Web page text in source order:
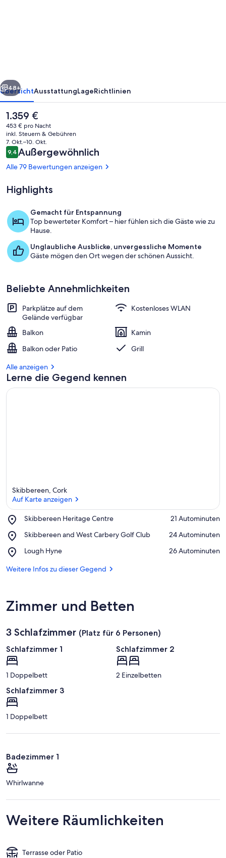
der
'Roaring
Water'
Bucht.
Weiter
48+
ÜbersichtAusstattungLageRichtlinien
Der
aktuelle
Preis
beträgt
1.359 €.
1.359 €
453 € pro Nacht
inkl. Steuern & Gebühren
7. Okt.–10. Okt.
Bewertungen
9,49,4 von 10.
Außergewöhnlich
Alle 79 Bewertungen anzeigen
Highlights
Gemacht für Entspannung
Top bewerteter Komfort – hier fühlen sich die Gäste wie zu
Hause.
Unglaubliche Ausblicke, unvergessliche Momente
Gäste mögen den Ort wegen der schönen Aussicht.
Beliebte Annehmlichkeiten
Parkplätze auf dem
Gelände verfügbar
Kostenloses WLAN
Balkon
Kamin
Balkon oder Patio
Grill
Alle anzeigen
Lerne die Gegend kennen
Skibbereen, Cork
Auf Karte anzeigen
Skibbereen Heritage Centre
Place,
Heritage
‪21 Autominuten‬
Skibbereen and West Carbery Golf Club
Place,
and
Carbery
‪24 Autominuten‬
Lough Hyne
Place,
Hyne
‪26 Autominuten‬
Weitere Infos zu dieser Gegend
Zimmer und Betten
3 Schlafzimmer (Platz für 6 Personen)
Schlafzimmer 1
1 Doppelbett
Schlafzimmer 2
2 Einzelbetten
Schlafzimmer 3
1 Doppelbett
Badezimmer 1
Whirlwanne
Weitere Räumlichkeiten
Terrasse oder Patio